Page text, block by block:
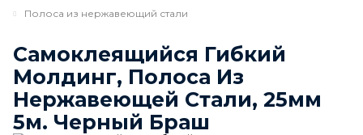
Полоса из нержавеющий стали
Самоклеящийся Гибкий
Молдинг, Полоса Из
Нержавеющей Стали, 25мм
5м. Черный Браш